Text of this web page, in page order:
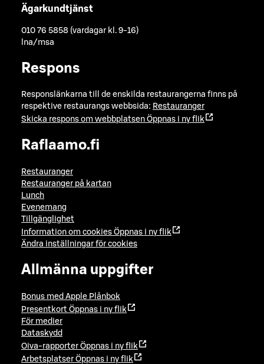
Ägarkundtjänst
010 76 5858 (vardagar kl. 9-16)
lna/msa
Respons
Responslänkarna till de enskilda restaurangerna finns på
respektive restaurangs webbsida: Restauranger
Skicka respons om webbplatsen Öppnas i ny flik
Raflaamo.fi
Restauranger
Restauranger på kartan
Lunch
Evenemang
Tillgänglighet
Information om cookies Öppnas i ny flik
Ändra inställningar för cookies
Allmänna uppgifter
Bonus med Apple Plånbok
Presentkort Öppnas i ny flik
För medier
Dataskydd
Oiva-rapporter Öppnas i ny flik
Arbetsplatser Öppnas i ny flik